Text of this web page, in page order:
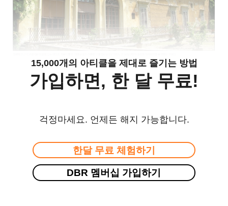
15,000개의 아티클을 제대로 즐기는 방법
가입하면, 한 달 무료!
걱정마세요. 언제든 해지 가능합니다.
한달 무료 체험하기
DBR 멤버십 가입하기